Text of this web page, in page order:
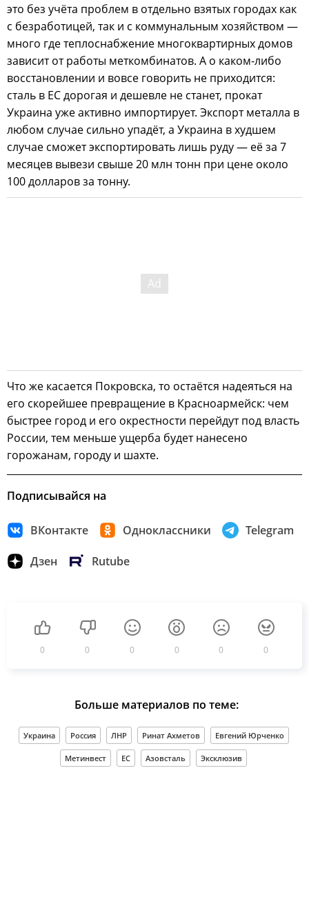
это без учёта проблем в отдельно взятых городах как
с безработицей, так и с коммунальным хозяйством —
много где теплоснабжение многоквартирных домов
зависит от работы меткомбинатов. А о каком-либо
восстановлении и вовсе говорить не приходится:
сталь в ЕС дорогая и дешевле не станет, прокат
Украина уже активно импортирует. Экспорт металла в
любом случае сильно упадёт, а Украина в худшем
случае сможет экспортировать лишь руду — её за 7
месяцев вывези свыше 20 млн тонн при цене около
100 долларов за тонну.
Что же касается Покровска, то остаётся надеяться на
его скорейшее превращение в Красноармейск: чем
быстрее город и его окрестности перейдут под власть
России, тем меньше ущерба будет нанесено
горожанам, городу и шахте.
Подписывайся на
ВКонтакте Одноклассники Telegram
Дзен Rutube
0 0 0 0 0 0
Больше материалов по теме:
Украина Россия ЛНР Ринат Ахметов Евгений Юрченко
Метинвест ЕС Азовсталь Эксклюзив